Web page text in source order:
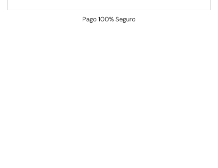
Pago 100% Seguro